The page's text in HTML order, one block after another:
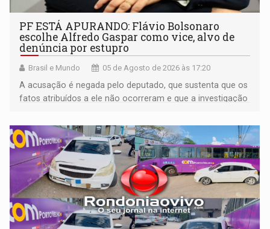
PF ESTÁ APURANDO: Flávio Bolsonaro
escolhe Alfredo Gaspar como vice, alvo de
denúncia por estupro
Brasil e Mundo 05 de Agosto de 2026 às 17:20
A acusação é negada pelo deputado, que sustenta que os
fatos atribuídos a ele não ocorreram e que a investigação